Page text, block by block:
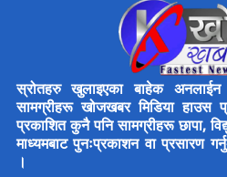
स्रोतहरु खुलाइएका बाहेक अनलाईन
सामग्रीहरू खोजखबर मिडिया हाउस
प्रकाशित कुनै पनि सामग्रीहरू छापा,
माध्यमबाट पुनःप्रकाशन वा प्रसारण
।